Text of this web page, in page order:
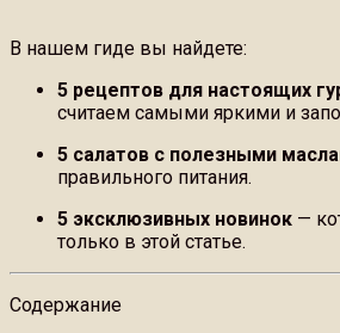
В нашем гиде вы найдете:
5 рецептов для настоящих
считаем самыми яркими и
5 салатов с полезными
правильного питания.
5 эксклюзивных новинок —
только в этой статье.
Содержание